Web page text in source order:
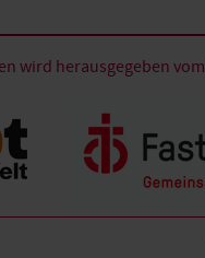
wird herausgegeben vom